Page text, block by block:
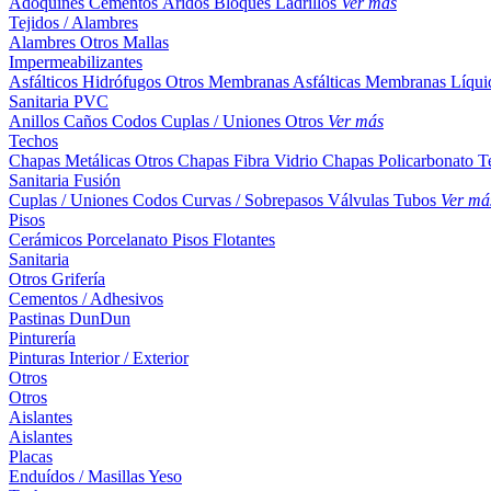
Tejidos / Alambres
Alambres Otros Mallas
Impermeabilizantes
Asfálticos Hidrófugos Otros Membranas Asfálticas Membranas
Sanitaria PVC
Anillos Caños Codos Cuplas / Uniones Otros Ver más
Techos
Chapas Metálicas Otros Chapas Fibra Vidrio Chapas Policarbonato
Sanitaria Fusión
Cuplas / Uniones Codos Curvas / Sobrepasos Válvulas Tubos Ver
Pisos
Cerámicos Porcelanato Pisos Flotantes
Sanitaria
Otros Grifería
Cementos / Adhesivos
Pastinas DunDun
Pinturería
Pinturas Interior / Exterior
Otros
Otros
Aislantes
Aislantes
Placas
Enduídos / MasillasYeso